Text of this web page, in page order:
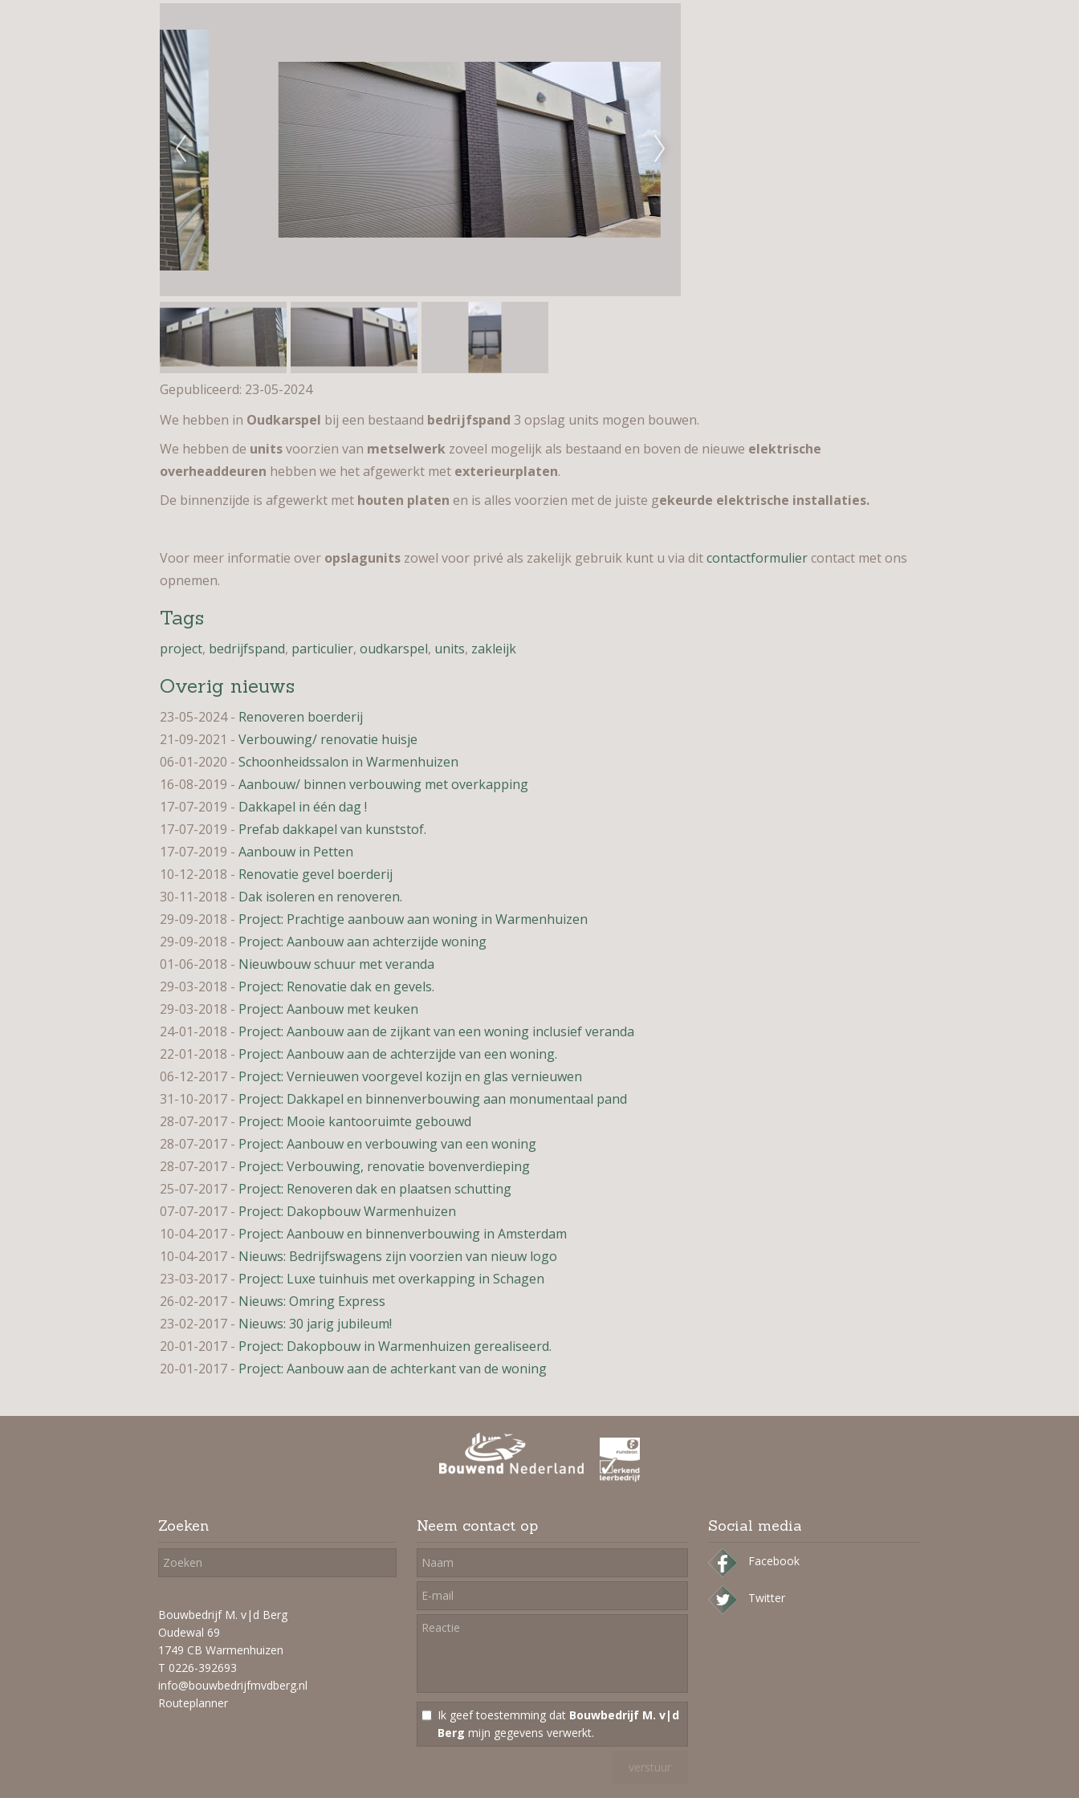
Gepubliceerd: 23-05-2024
We hebben in Oudkarspel bij een bestaand bedrijfspand 3 opslag units mogen bouwen.
We hebben de unitsvoorzien van metselwerk zoveel mogelijk als bestaand en boven de nieuwe elektrische
overheaddeuren hebben we het afgewerkt met exterieurplaten.
De binnenzijde is afgewerkt met houten platen en is alles voorzien met de juiste gekeurde elektrische installaties.
Voor meer informatie over opslagunits zowel voor privé als zakelijk gebruik kunt u via ditcontactformuliercontact met ons
opnemen.
Tags
project, bedrijfspand, particulier, oudkarspel, units, zakleijk
Overig nieuws
23-05-2024- Renoveren boerderij
21-09-2021 - Verbouwing/ renovatie huisje
06-01-2020 - Schoonheidssalon in Warmenhuizen
16-08-2019 - Aanbouw/ binnen verbouwing met overkapping
17-07-2019 - Dakkapel in één dag !
17-07-2019 - Prefab dakkapel van kunststof.
17-07-2019 - Aanbouw in Petten
10-12-2018 - Renovatie gevel boerderij
30-11-2018 - Dak isoleren en renoveren.
29-09-2018 - Project: Prachtige aanbouw aan woning in Warmenhuizen
29-09-2018 - Project: Aanbouw aan achterzijde woning
01-06-2018 - Nieuwbouw schuur met veranda
29-03-2018 - Project: Renovatie dak en gevels.
29-03-2018 - Project: Aanbouw met keuken
24-01-2018 - Project: Aanbouw aan de zijkant van een woning inclusief veranda
22-01-2018 - Project: Aanbouw aan de achterzijde van een woning.
06-12-2017 - Project: Vernieuwen voorgevel kozijn en glas vernieuwen
31-10-2017 - Project: Dakkapel en binnenverbouwing aan monumentaal pand
28-07-2017 - Project: Mooie kantooruimte gebouwd
28-07-2017 - Project: Aanbouw en verbouwing van een woning
28-07-2017 - Project: Verbouwing, renovatie bovenverdieping
25-07-2017 - Project: Renoveren dak en plaatsen schutting
07-07-2017 - Project: Dakopbouw Warmenhuizen
10-04-2017 - Project: Aanbouw en binnenverbouwing in Amsterdam
10-04-2017 - Nieuws: Bedrijfswagens zijn voorzien van nieuw logo
23-03-2017 - Project: Luxe tuinhuis met overkapping in Schagen
26-02-2017 - Nieuws: Omring Express
23-02-2017 - Nieuws: 30 jarig jubileum!
20-01-2017 - Project: Dakopbouw in Warmenhuizen gerealiseerd.
20-01-2017 - Project: Aanbouw aan de achterkant van de woning
Zoeken
Bouwbedrijf M. v|d Berg
Oudewal 69
1749 CB Warmenhuizen
T 0226-392693
info@bouwbedrijfmvdberg.nl
Routeplanner
Neem contact op
Ik geef toestemming dat Bouwbedrijf M. v|d
Berg mijn gegevens verwerkt.
Social media
Facebook
Twitter